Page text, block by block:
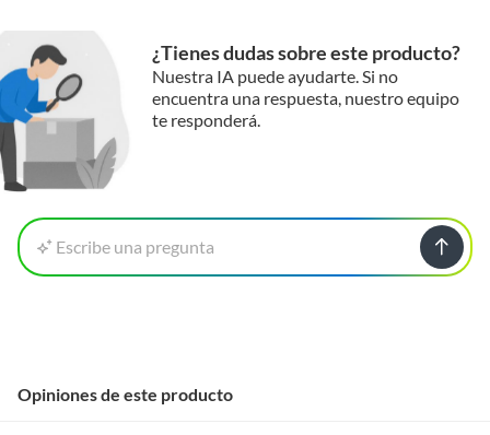
¿Tienes dudas sobre este producto?
Nuestra IA puede ayudarte. Si no
encuentra una respuesta, nuestro equipo
te responderá.
Escribe una pregunta
Opiniones de este producto